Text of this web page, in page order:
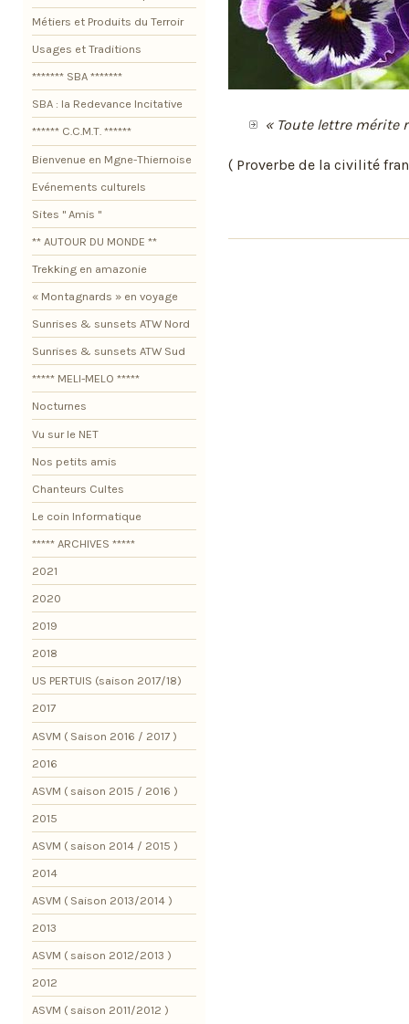
« Toute lettre mérite
( Proverbe de la civilité
Métiers et Produits du Terroir
Usages et Traditions
******* SBA *******
SBA : la Redevance Incitative
****** C.C.M.T. ******
Bienvenue en Mgne-Thiernoise
Evénements culturels
Sites " Amis "
** AUTOUR DU MONDE **
Trekking en amazonie
« Montagnards » en voyage
Sunrises & sunsets ATW Nord
Sunrises & sunsets ATW Sud
***** MELI-MELO *****
Nocturnes
Vu sur le NET
Nos petits amis
Chanteurs Cultes
Le coin Informatique
***** ARCHIVES *****
2021
2020
2019
2018
US PERTUIS (saison 2017/18)
2017
ASVM ( Saison 2016 / 2017 )
2016
ASVM ( saison 2015 / 2016 )
2015
ASVM ( saison 2014 / 2015 )
2014
ASVM ( Saison 2013/2014 )
2013
ASVM ( saison 2012/2013 )
2012
ASVM ( saison 2011/2012 )